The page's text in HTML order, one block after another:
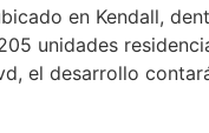
en Kendall,
unidades
el desarrollo